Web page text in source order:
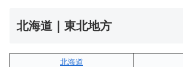
北海道｜東北地方
北海道